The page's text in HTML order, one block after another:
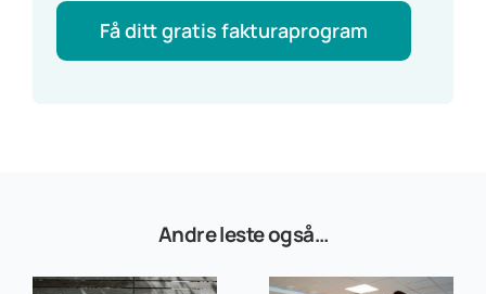
Få ditt gratis fakturaprogram
Andre leste også…